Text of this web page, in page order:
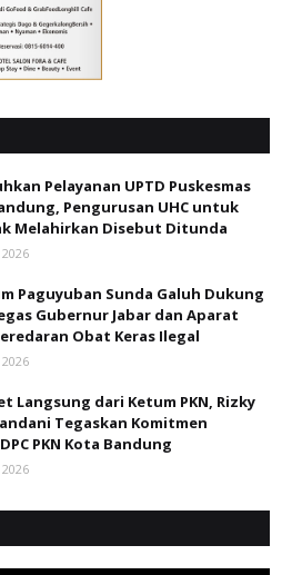
Pelayanan UPTD Puskesmas
Pengurusan UHC untuk
Melahirkan Disebut Ditunda
Paguyuban Sunda Galuh Dukung
Gubernur Jabar dan Aparat
Obat Keras Ilegal
Langsung dari Ketum PKN, Rizky
Tegaskan Komitmen
PKN Kota Bandung